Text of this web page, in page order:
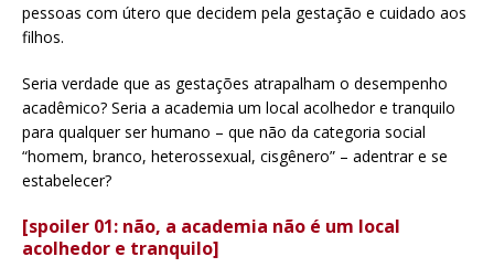
pessoas com útero que decidem pela gestação e cuidado aos
filhos.
Seria verdade que as gestações atrapalham o desempenho
acadêmico? Seria a academia um local acolhedor e tranquilo
para qualquer ser humano – que não da categoria social
“homem, branco, heterossexual, cisgênero” – adentrar e se
estabelecer?
[spoiler 01: não, a academia não é um local
acolhedor e tranquilo]